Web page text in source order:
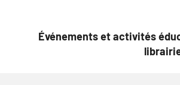
Événements et activités